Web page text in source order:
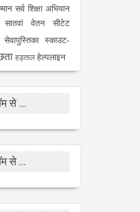
सर्व शिक्षा अभियान
सातवां वेतन सीटेट
सेवापुस्तिका स्काउट-
हड़तालहेल्पलाइन
से ...
से ...